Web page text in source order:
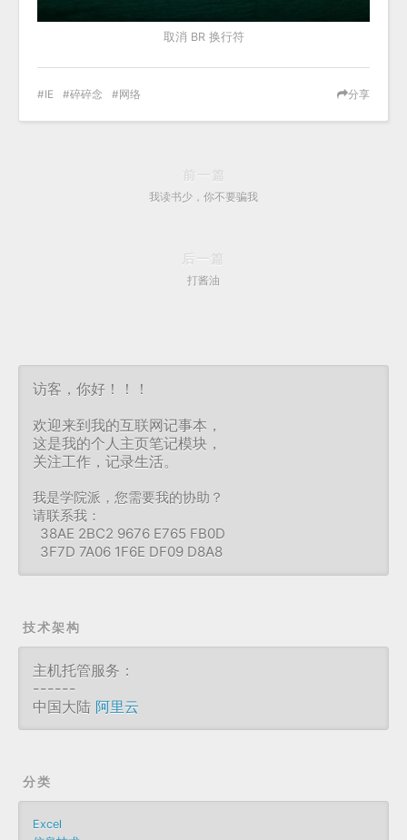
取消 BR 换行符
分享
IE 碎碎念 网络
前一篇
我读书少，你不要骗我
后一篇
打酱油
访客，你好！！！
欢迎来到我的互联网记事本，
这是我的个人主页笔记模块，
关注工作，记录生活。
我是学院派，您需要我的协助？
请联系我：
38AE 2BC2 9676 E765 FB0D
3F7D 7A06 1F6E DF09 D8A8
技术架构
主机托管服务：
------
中国大陆 阿里云
分类
Excel